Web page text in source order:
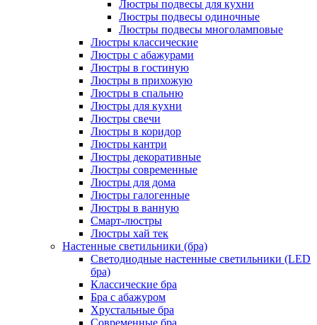
Люстры подвесы для кухни
Люстры подвесы одиночные
Люстры подвесы многоламповые
Люстры классические
Люстры с абажурами
Люстры в гостиную
Люстры в прихожую
Люстры в спальню
Люстры для кухни
Люстры свечи
Люстры в коридор
Люстры кантри
Люстры декоративные
Люстры современные
Люстры для дома
Люстры галогенные
Люстры в ванную
Смарт-люстры
Люстры хай тек
Настенные светильники (бра)
Светодиодные настенные светильники (LED
бра)
Классические бра
Бра с абажуром
Хрустальные бра
Современные бра